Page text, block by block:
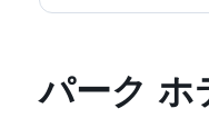
パーク ホ